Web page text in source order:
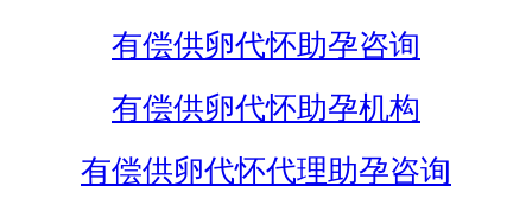
有偿供卵代怀助孕咨询
有偿供卵代怀助孕机构
有偿供卵代怀代理助孕咨询